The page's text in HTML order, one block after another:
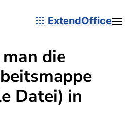
ExtendOffice
die
Datei) in